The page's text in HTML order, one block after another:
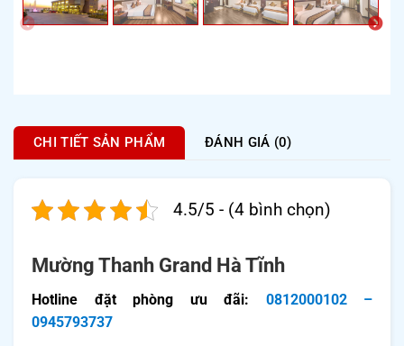
CHI TIẾT SẢN PHẨM ĐÁNH GIÁ (0)
4.5/5 - (4 bình chọn)
Mường Thanh Grand Hà Tĩnh
Hotline đặt phòng ưu đãi: 0812000102 –
0945793737